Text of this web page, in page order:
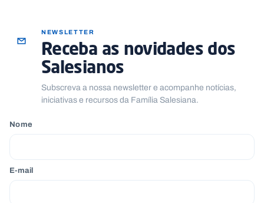
NEWSLETTER
Receba as novidades dos
Salesianos
Subscreva a nossa newsletter e acompanhe notícias,
iniciativas e recursos da Família Salesiana.
Nome
E-mail